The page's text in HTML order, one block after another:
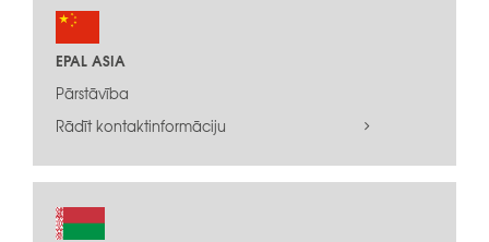
EPAL ASIA
Pārstāvība
Rādīt kontaktinformāciju